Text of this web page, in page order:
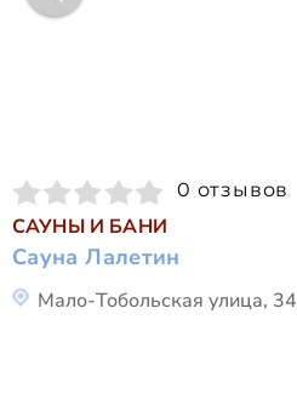
0 отзывов
САУНЫ И БАНИ
Сауна Лалетин
Мало-Тобольская улица, 34